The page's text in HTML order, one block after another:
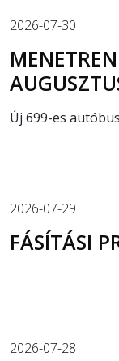
2026-07-30
Új 699-es
2026-07-29
FÁSÍTÁSI
2026-07-28